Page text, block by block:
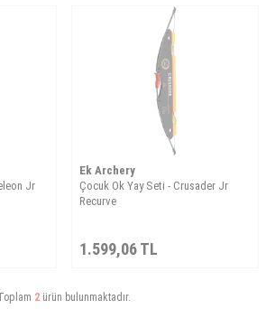
Jr
Ek Archery
Çocuk Ok Yay Seti - Crusader Jr
Recurve
1.599,06TL
2 ürün bulunmaktadır.